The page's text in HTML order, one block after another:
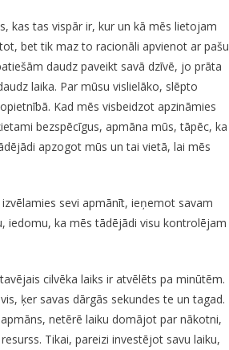
kas tas vispār ir, kur un kā mēs lietojam
bet tik maz to racionāli apvienot ar pašu
daudz paveikt savā dzīvē, jo prāta
laika. Par mūsu vislielāko, slēpto
Kad mēs visbeidzot apzināmies
bezspēcīgus, apmāna mūs, tāpēc, ka
apzogot mūs un tai vietā, lai mēs
sevi apmānīt, ieņemot savam
iedomu, ka mēs tādējādi visu kontrolējam
cilvēka laiks ir atvēlēts pa minūtēm.
ķer savas dārgās sekundes te un tagad.
netērē laiku domājot par nākotni,
Tikai, pareizi investējot savu laiku,